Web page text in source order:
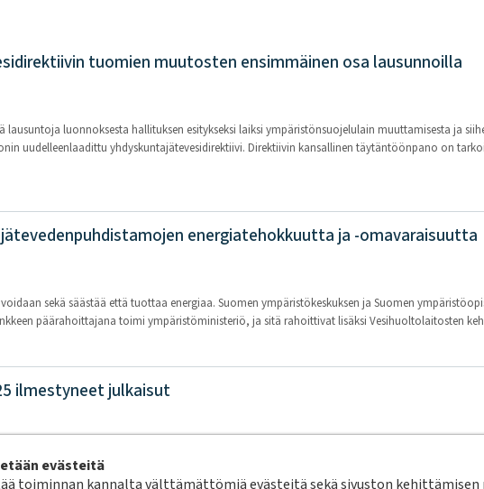
evästeitä
toiminnan kannalta välttämättömiä evästeitä sekä sivuston
tuomien muutosten ensimmäinen osa lausunnoilla
luonnoksesta hallituksen esitykseksi laiksi ympäristönsuojelulain muuttamisesta ja
uudelleenlaadittu yhdyskuntajätevesidirektiivi. Direktiivin kansallinen täytäntöönpano on
energiatehokkuutta ja -omavaraisuutta
sekä säästää että tuottaa energiaa. Suomen ympäristökeskuksen ja Suomen
päärahoittajana toimi ympäristöministeriö, ja sitä rahoittivat lisäksi Vesihuoltolaitosten
ilmestyneet julkaisut
uusia oppaita ja raportteja sekä toimitimme pdf‑versiot aiemmista julkaisuista
ja vapaasti ladattavissa verkkokaupastamme.